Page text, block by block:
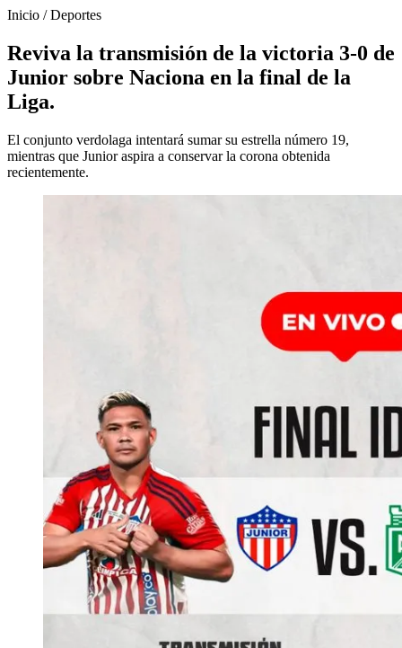
Inicio /Deportes
Reviva la transmisión de la victoria 3-0 de
Junior sobre Naciona en la final de la
Liga.
El conjunto verdolaga intentará sumar su estrella número 19,
mientras que Junior aspira a conservar la corona obtenida
recientemente.